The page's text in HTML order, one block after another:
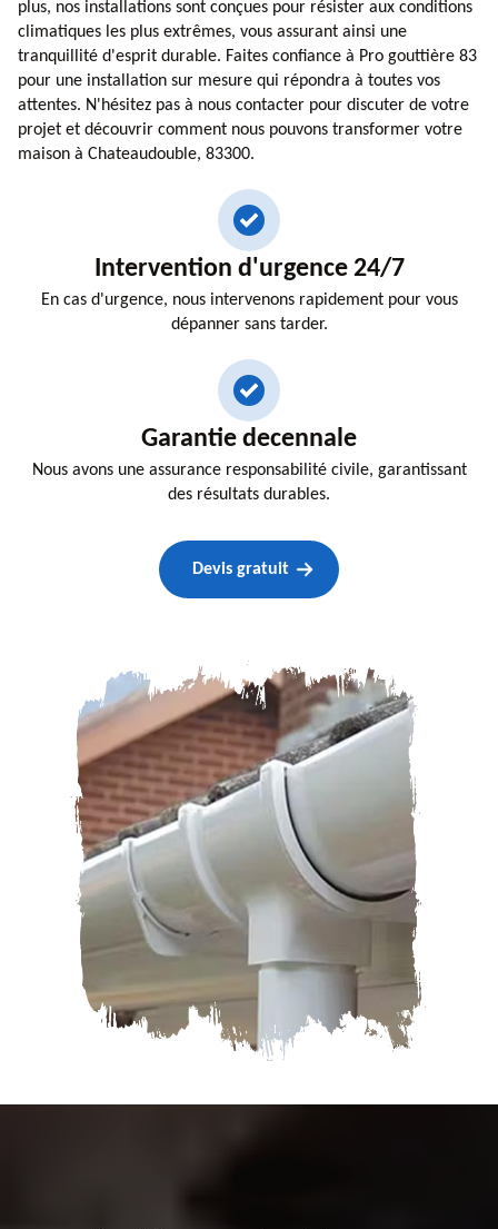
plus, nos installations sont conçues pour résister aux conditions
climatiques les plus extrêmes, vous assurant ainsi une
tranquillité d'esprit durable. Faites confiance à Pro gouttière 83
pour une installation sur mesure qui répondra à toutes vos
attentes. N'hésitez pas à nous contacter pour discuter de votre
projet et découvrir comment nous pouvons transformer votre
maison à Chateaudouble, 83300.
Intervention d'urgence 24/7
En cas d'urgence, nous intervenons rapidement pour vous
dépanner sans tarder.
Garantie decennale
Nous avons une assurance responsabilité civile, garantissant
des résultats durables.
Devis gratuit